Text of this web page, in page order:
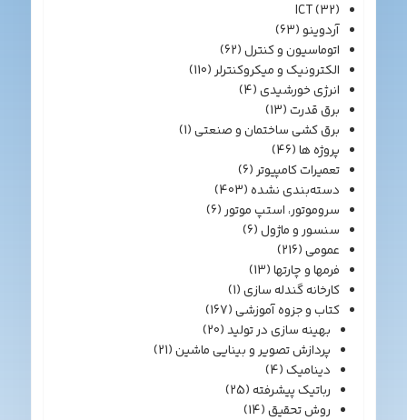
ICT(32)
آردوینو(63)
اتوماسیون و کنترل(62)
الکترونیک و میکروکنترلر(110)
انرژی خورشیدی(4)
برق قدرت(13)
برق کشی ساختمان و صنعتی(1)
پروژه ها(46)
تعمیرات کامپیوتر(6)
دسته‌بندی نشده(403)
سروموتور، استپ موتور(6)
سنسور و ماژول(6)
عمومی(216)
فرمها و چارتها(13)
کارخانه گندله سازی(1)
کتاب و جزوه آموزشی(167)
بهینه سازی در تولید(20)
پردازش تصویر و بینایی ماشین(21)
دینامیک(4)
رباتیک پیشرفته(25)
روش تحقیق(14)